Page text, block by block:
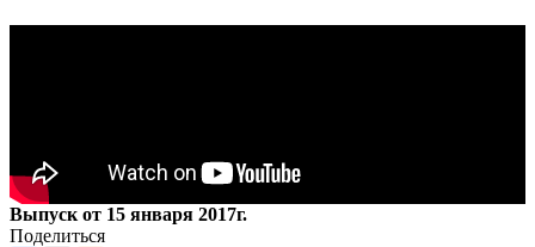
Выпуск от 15 января 2017г.
Поделиться